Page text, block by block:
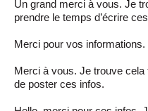
Un grand merci à vous. Je
prendre le temps d’écrire
Merci pour vos informations.
Merci à vous. Je trouve
de poster ces infos.